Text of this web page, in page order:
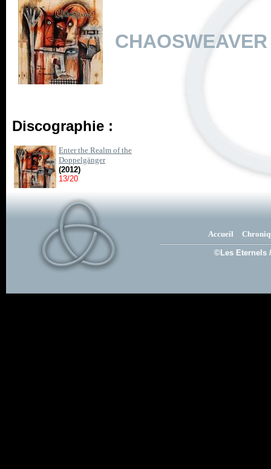
CHAOSWEAVER
Discographie :
Enter the Realm of the
Doppelgänger
(2012)
13/20
Accueil
©Les Eternels